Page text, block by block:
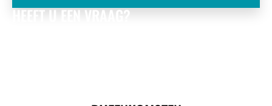
HEEFT U EEN VRAAG?